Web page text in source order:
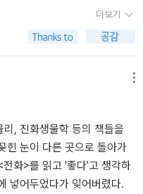
>은 무게 자체도 좀 나가는 책
정말 사전식으로 되어있는
. 마루야마 학파의 계승자이
한 책이라고 자평했다니 관
간만에 내놓는 책인데, 프
이다. 나치시절 뿌리뽑힌 프
한다는 취지를 담은 것 같다.
, 성서적 지식이 일천한 나에
더보기
, 진화생물학 등의 책들을
힌 눈이 다른 곳으로 돌아가
화>를 읽고 '좋다'고 생각하
넣어두었다가 잊어버렸다.